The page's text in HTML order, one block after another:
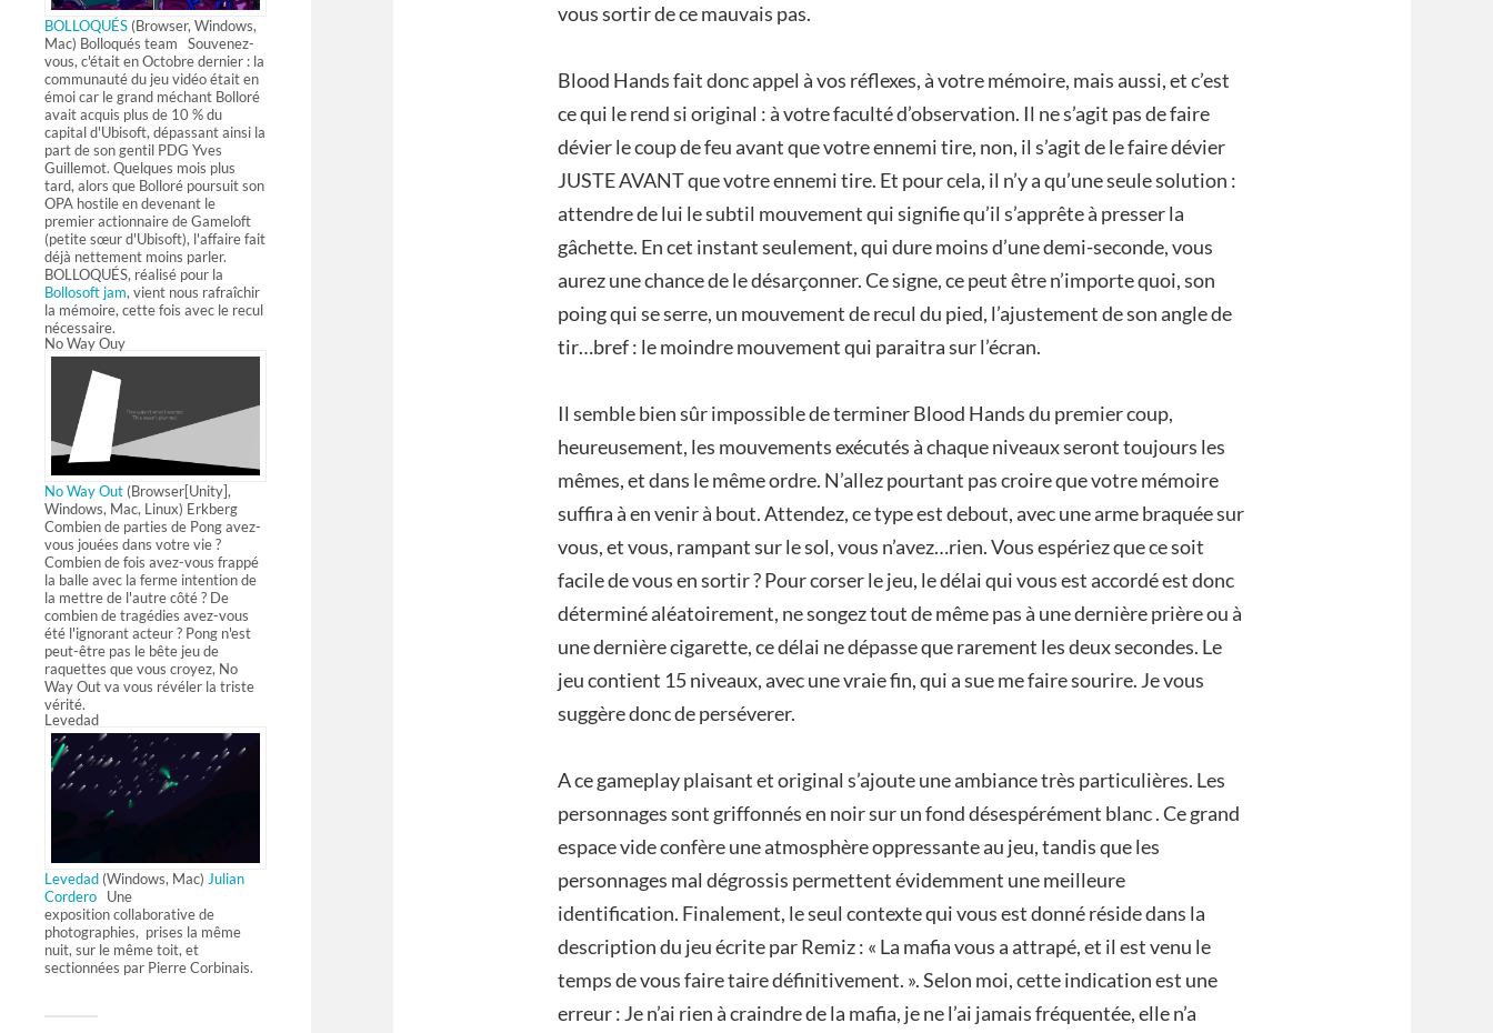
BOLLOQUÉS (Browser, Windows,
Mac) Bolloqués team Souvenez-
vous, c'était en Octobre dernier : la
communauté du jeu vidéo était en
émoi car le grand méchant Bolloré
avait acquis plus de 10 % du
capital d'Ubisoft, dépassant ainsi la
part de son gentil PDG Yves
Guillemot. Quelques mois plus
tard, alors que Bolloré poursuit son
OPA hostile en devenant le
premier actionnaire de Gameloft
(petite sœur d'Ubisoft), l'affaire fait
déjà nettement moins parler.
BOLLOQUÉS, réalisé pour la
Bollosoft jam, vient nous rafraîchir
la mémoire, cette fois avec le recul
nécessaire.
No Way Ouy
NoWayOut (Browser[Unity],
Windows, Mac, Linux) Erkberg
Combien de parties de Pong avez-
vous jouées dans votre vie ?
Combien de fois avez-vous frappé
la balle avec la ferme intention de
la mettre de l'autre côté ? De
combien de tragédies avez-vous
été l'ignorant acteur ? Pong n'est
peut-être pas le bête jeu de
raquettes que vous croyez, No
Way Out va vous révéler la triste
vérité.
Levedad
Levedad (Windows, Mac) Julian
Cordero Une
exposition collaborative de
photographies, prises la même
nuit, sur le même toit, et
sectionnées par Pierre Corbinais.
vous sortir de ce mauvais pas.
Blood Hands fait donc appel à vos réflexes, à votre mémoire, mais aussi, et c’est
ce qui le rend si original : à votre faculté d’observation. Il ne s’agit pas de faire
dévier le coup de feu avant que votre ennemi tire, non, il s’agit de le faire dévier
JUSTE AVANT que votre ennemi tire. Et pour cela, il n’y a qu’une seule solution :
attendre de lui le subtil mouvement qui signifie qu’il s’apprête à presser la
gâchette. En cet instant seulement, qui dure moins d’une demi-seconde, vous
aurez une chance de le désarçonner. Ce signe, ce peut être n’importe quoi, son
poing qui se serre, un mouvement de recul du pied, l’ajustement de son angle de
tir…bref : le moindre mouvement qui paraitra sur l’écran.
Il semble bien sûr impossible de terminer Blood Hands du premier coup,
heureusement, les mouvements exécutés à chaque niveaux seront toujours les
mêmes, et dans le même ordre. N’allez pourtant pas croire que votre mémoire
suffira à en venir à bout. Attendez, ce type est debout, avec une arme braquée sur
vous, et vous, rampant sur le sol, vous n’avez…rien. Vous espériez que ce soit
facile de vous en sortir ? Pour corser le jeu, le délai qui vous est accordé est donc
déterminé aléatoirement, ne songez tout de même pas à une dernière prière ou à
une dernière cigarette, ce délai ne dépasse que rarement les deux secondes. Le
jeu contient 15 niveaux, avec une vraie fin, qui a sue me faire sourire. Je vous
suggère donc de perséverer.
A ce gameplay plaisant et original s’ajoute une ambiance très particulières. Les
personnages sont griffonnés en noir sur un fond désespérément blanc . Ce grand
espace vide confère une atmosphère oppressante au jeu, tandis que les
personnages mal dégrossis permettent évidemment une meilleure
identification. Finalement, le seul contexte qui vous est donné réside dans la
description du jeu écrite par Remiz : « La mafia vous a attrapé, et il est venu le
temps de vous faire taire définitivement. ». Selon moi, cette indication est une
erreur : Je n’ai rien à craindre de la mafia, je ne l’ai jamais fréquentée, elle n’a